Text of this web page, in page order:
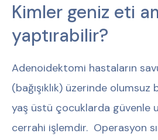
Kimler geniz eti
yaptırabilir?
Adenoidektomi hastaların
(bağışıklık) üzerinde
yaş üstü çocuklarda güvenle
cerrahi işlemdir. Operasyon